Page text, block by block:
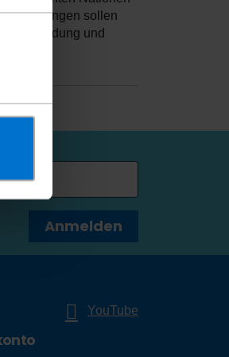
sollen
Bildung und
Anmelden
YouTube